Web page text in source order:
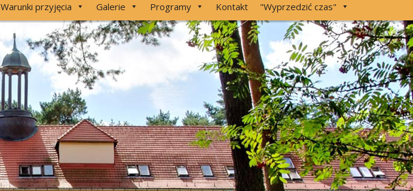
Warunki przyjęcia Galerie Programy Kontakt "Wyprzedzić czas"